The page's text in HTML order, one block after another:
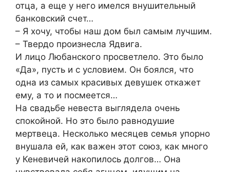
отца, а еще у него имелся внушительный
банковский счет…
– Я хочу, чтобы наш дом был самым лучшим.
– Твердо произнесла Ядвига.
И лицо Любанского просветлело. Это было
«Да», пусть и с условием. Он боялся, что
одна из самых красивых девушек откажет
ему, а то и посмеется…
На свадьбе невеста выглядела очень
спокойной. Но это было равнодушие
мертвеца. Несколько месяцев семья упорно
внушала ей, как важен этот союз, как много
у Кеневичей накопилось долгов… Она